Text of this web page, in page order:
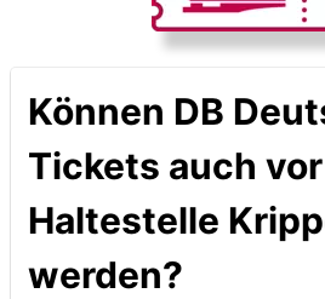
Können DB
Tickets auch
Haltestelle
werden?